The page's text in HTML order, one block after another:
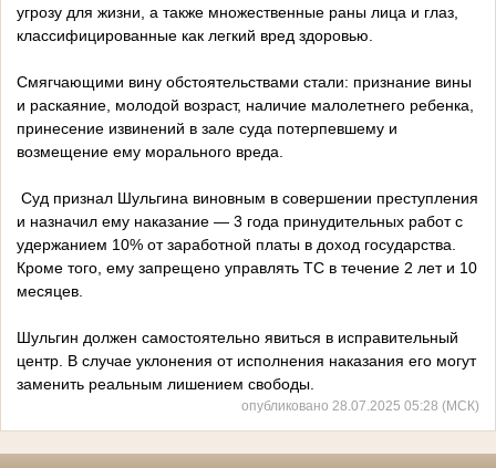
угрозу для жизни, а также множественные раны лица и глаз,
классифицированные как легкий вред здоровью.
Смягчающими вину обстоятельствами стали: признание вины
и раскаяние, молодой возраст, наличие малолетнего ребенка,
принесение извинений в зале суда потерпевшему и
возмещение ему морального вреда.
Суд признал Шульгина виновным в совершении преступления
и назначил ему наказание — 3 года принудительных работ с
удержанием 10% от заработной платы в доход государства.
Кроме того, ему запрещено управлять ТС в течение 2 лет и 10
месяцев.
Шульгин должен самостоятельно явиться в исправительный
центр. В случае уклонения от исполнения наказания его могут
заменить реальным лишением свободы.
опубликовано 28.07.2025 05:28 (МСК)